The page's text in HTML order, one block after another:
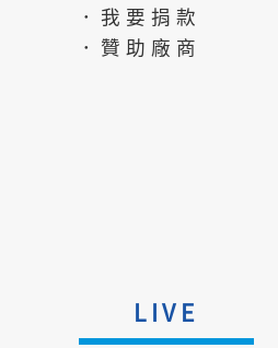
．我要捐款
．贊助廠商
LIVE